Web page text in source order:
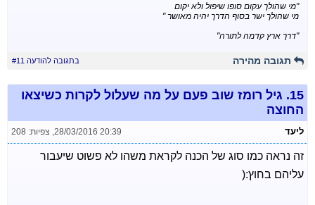
"מי שהולך עקום סופו שיפול ולא יקום
מי שהולך ישר בסוף הדרך יהיה מאושר "
"דרך ארץ קדמה לתורה"
תגובה מהירה בתגובה להודעה #11
15. גיל רומז שוב פעם על מה שעלול לקרות כשיצאו
החוצה
ליעד 28/03/2016 20:39
, צפיות: 208
זה נראה כמו סוג של הכנה לקראת משהו לא פשוט שיעבור
עליהם בחוץ:(